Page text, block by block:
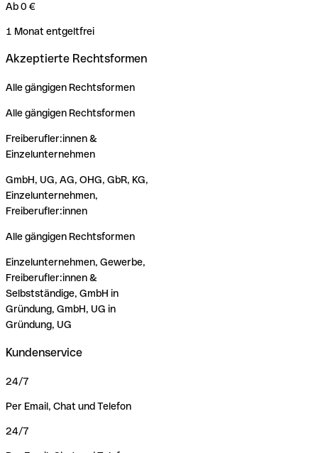
Ab 0 €
1 Monat entgeltfrei
Akzeptierte Rechtsformen
Alle gängigen Rechtsformen
Alle gängigen Rechtsformen
Freiberufler:innen &
Einzelunternehmen
GmbH, UG, AG, OHG, GbR, KG,
Einzelunternehmen,
Freiberufler:innen
Alle gängigen Rechtsformen
Einzelunternehmen, Gewerbe,
Freiberufler:innen &
Selbstständige, GmbH in
Gründung, GmbH, UG in
Gründung, UG
Kundenservice
24/7
Per Email, Chat und Telefon
24/7